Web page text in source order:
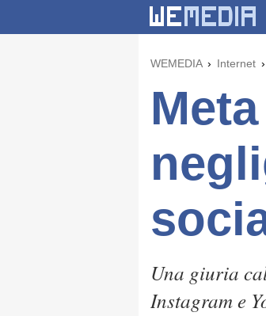
WEMEDIA Internet
Una giuria
Instagram e